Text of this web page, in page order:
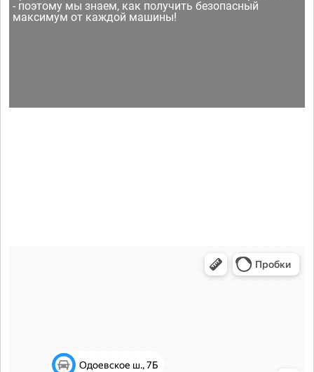
- поэтому мы знаем, как получить безопасный
максимум от каждой машины!